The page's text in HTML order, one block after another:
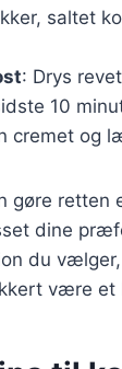
saltet
: Drys
10
cremet og
gøre retten
dine
du
være et